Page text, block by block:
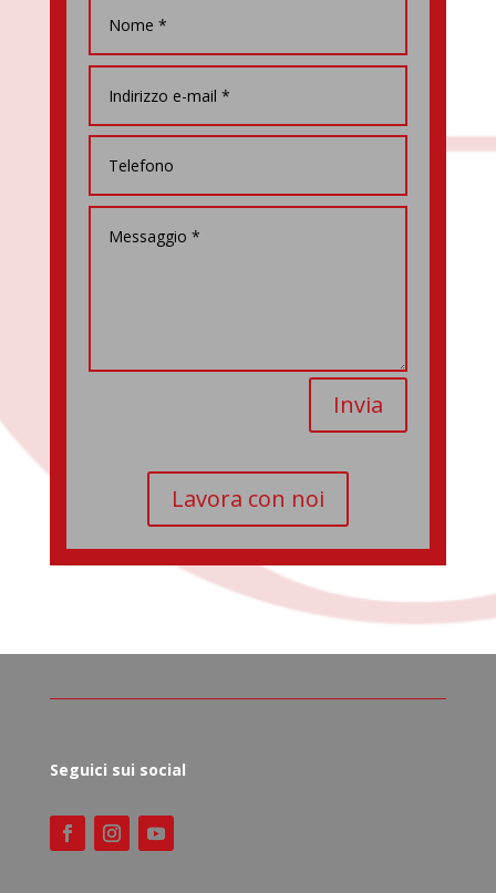
Invia
Lavora con noi
Seguici sui social